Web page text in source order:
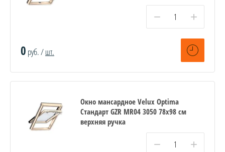
− +
0 руб. /шт.
Окно мансардное Velux Optima
Стандарт GZR MR04 3050 78x98 см
верхняя ручка
− +